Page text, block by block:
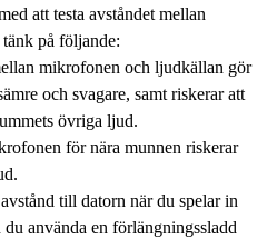
att testa avståndet mellan
på följande:
mikrofonen och ljudkällan gör
och svagare, samt riskerar att
övriga ljud.
för nära munnen riskerar
till datorn när du spelar in
använda en förlängningssladd